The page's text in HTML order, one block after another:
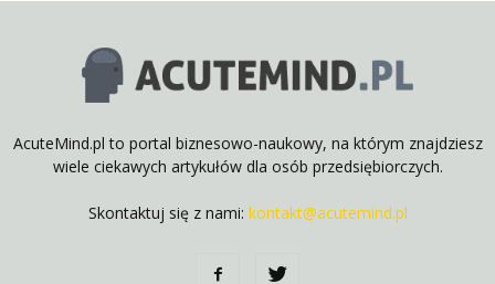
AcuteMind.pl to portal biznesowo-naukowy, na którym znajdziesz
wiele ciekawych artykułów dla osób przedsiębiorczych.
Skontaktuj się z nami: kontakt@acutemind.pl